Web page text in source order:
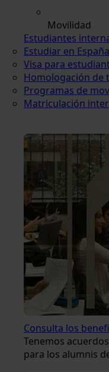
Movilidad
Estudiantes
Estudiar en España
Visa para
Homologación de
Programas de
Matriculación
Consulta los
Tenemos
para los alumnis de